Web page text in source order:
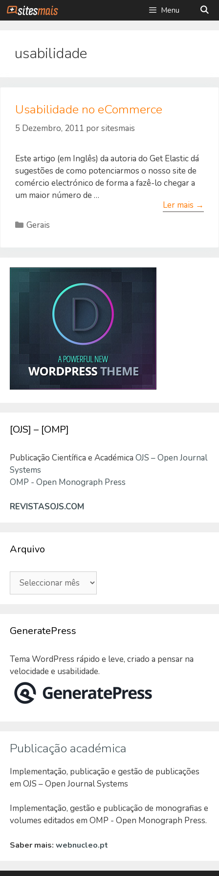
Saltar
para
Menu
usabilidade
Usabilidade no eCommerce
5 Dezembro, 2011 porsitesmais
Este artigo (em Inglês) da autoria do Get Elastic dá
sugestões de como potenciarmos o nosso site de
comércio electrónico de forma a fazê-lo chegar a
um maior número de …
Ler mais →
Categorias
Gerais
[OJS] – [OMP]
Publicação Científica e Académica OJS – Open Journal
Systems
OMP - Open Monograph Press
REVISTASOJS.COM
Arquivo
Arquivo
GeneratePress
Tema WordPress rápido e leve, criado a pensar na
velocidade e usabilidade.
Publicação académica
Implementação, publicação e gestão de publicações
em OJS – Open Journal Systems
Implementação, gestão e publicação de monografias e
volumes editados em OMP - Open Monograph Press.
Saber mais: webnucleo.pt